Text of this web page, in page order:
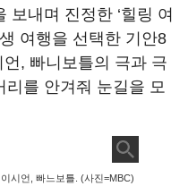
보내며 진정한 ‘힐링 여
여행을 선택한 기안8
, 빠니보틀의 극과 극
리를 안겨줘 눈길을 모
시언, 빠느보틀. (사진=MBC)